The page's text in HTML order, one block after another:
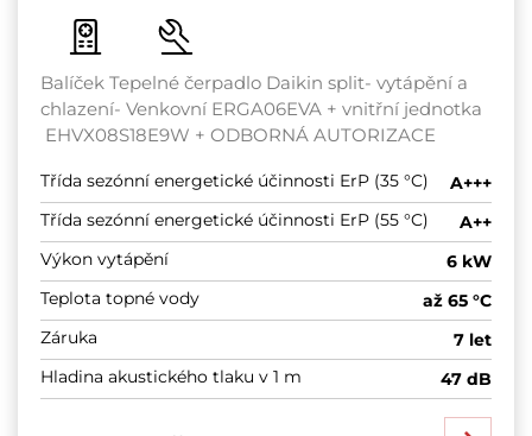
Balíček Tepelné čerpadlo Daikin split- vytápění a
chlazení- Venkovní ERGA06EVA + vnitřní jednotka
EHVX08S18E9W + ODBORNÁ AUTORIZACE
Třída sezónní energetické účinnosti ErP (35 °C)
A+++
Třída sezónní energetické účinnosti ErP (55 °C)
A++
Výkon vytápění
6 kW
Teplota topné vody
až 65 °C
Záruka
7 let
Hladina akustického tlaku v 1 m
47 dB